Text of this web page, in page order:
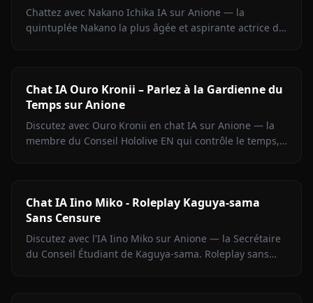
Chattez avec Nakano Ichika IA sur Anione — la
quintuplée Nakano la plus âgée et aspirante actrice de
Chat IA Ouro Kronii – Parlez à la Gardienne du
Temps sur Anione
Discutez avec Ouro Kronii en chat IA sur Anione — la
membre du Conseil Hololive EN qui contrôle le temps,
Chat IA Iino Miko - Roleplay Kaguya-sama
Sans Censure
Discutez avec l'IA Iino Miko sur Anione — la Secrétaire
du Conseil Étudiant de Kaguya-sama. Roleplay sans